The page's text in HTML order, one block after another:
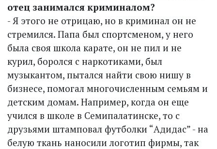
отец занимался криминалом?
- Я этого не отрицаю, но в криминал он не
стремился. Папа был спортсменом, у него
была своя школа карате, он не пил и не
курил, боролся с наркотиками, был
музыкантом, пытался найти свою нишу в
бизнесе, помогал многочисленным семьям и
детским домам. Например, когда он еще
учился в школе в Семипалатинске, то с
друзьями штамповал футболки “Адидас” - на
белую ткань наносили логотип фирмы, так